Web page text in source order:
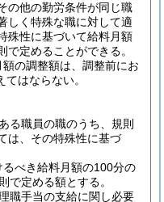
の他の勤労条件が同じ職
しく特殊な職に対して適
殊性に基づいて給料月額
定めることができる。
の調整額は、調整前にお
はならない。
る職員の職のうち、規則
は、その特殊性に基づ
べき給料月額の100分の
で定める額とする。
職手当の支給に関し必要